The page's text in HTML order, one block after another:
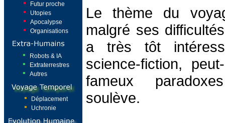
Futur proche
Utopies
Apocalypse
Organisations
Robots & IA
Extraterrestres
Autres
Déplacement
Uchronie
Le thème du
malgré ses
a très tôt
science-fiction,
fameux
soulève.